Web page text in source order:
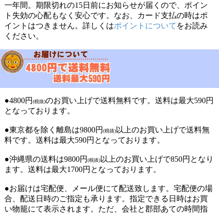
一年間。期限切れの15日前にお知らせが届くので、ポイン
ト失効の心配もなく安心です。なお、カード支払の時はポ
イントはつきません。詳しくはポイントについて をお読み
ください。
●4800円 (税抜)のお買い上げで送料無料です。送料は最大590円
となっております。
●東京都を除く離島は9800円 (税抜)以上のお買い上げで送料無
料です。送料は最大590円となっております。
●沖縄県の送料は9800円 (税抜)以上のお買い上げで850円となり
ます。送料は最大1700円となっております。
●お届けは宅配便、メール便にて配送致します。宅配便の場
合、配送日時のご指定も承ります。指定できる日時はお買
い物籠にて表示されます。ただ、会社と郡部あての時間指